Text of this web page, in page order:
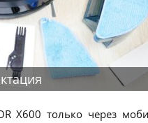
X600 только через